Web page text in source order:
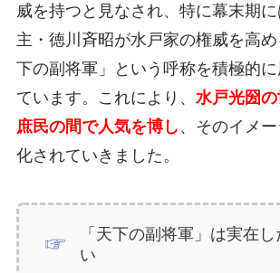
威を持つと見なされ、特に幕末期
主・徳川斉昭が水戸家の権威を高
下の副将軍」という呼称を積極的
ています。これにより、 水戸光圀
庶民の間で人気を博し 、そのイメ
化されていきました。
「天下の副将軍」は実在
い